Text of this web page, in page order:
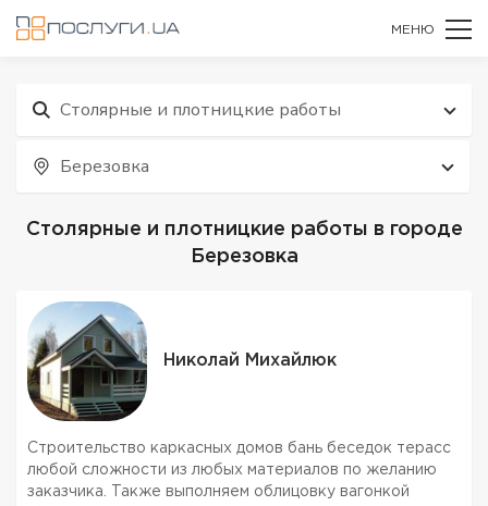
МЕНЮ
Столярные и плотницкие работы
Березовка
Столярные и плотницкие работы в городе
Березовка
Николай Михайлюк
Строительство каркасных домов бань беседок терасс
любой сложности из любых материалов по желанию
заказчика. Также выполняем облицовку вагонкой